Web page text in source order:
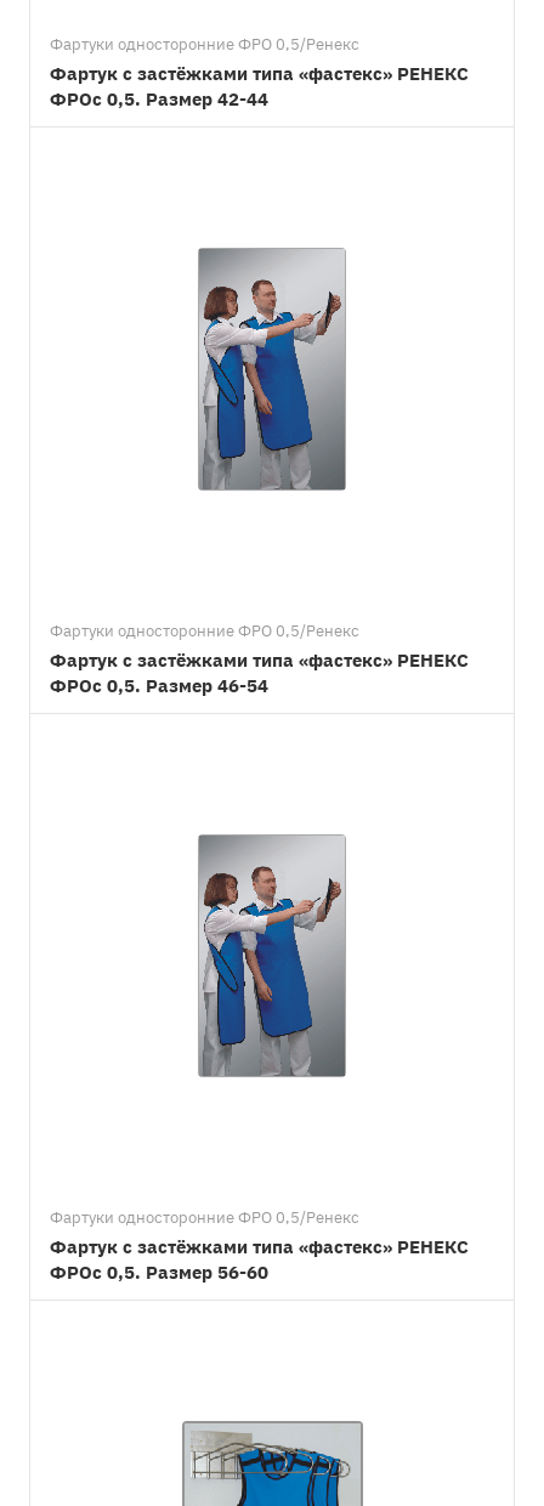
Фартуки односторонние ФРО 0,5/Ренекс
Фартук с застёжками типа «фастекс» РЕНЕКС
ФРОс 0,5. Размер 42-44
Фартуки односторонние ФРО 0,5/Ренекс
Фартук с застёжками типа «фастекс» РЕНЕКС
ФРОс 0,5. Размер 46-54
Фартуки односторонние ФРО 0,5/Ренекс
Фартук с застёжками типа «фастекс» РЕНЕКС
ФРОс 0,5. Размер 56-60